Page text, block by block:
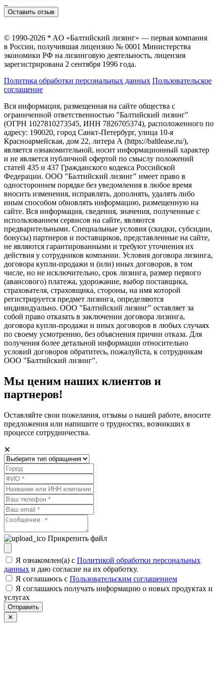
Оставить отзыв
© 1990-2026 * AO «Балтийский лизинг» — первая компания
в России, получившая лицензию № 0001 Министерства
экономики РФ на лизинговую деятельность, лицензия
зарегистрирована 2 сентября 1996 года.
Политика обработки персональных данных Пользовательское
соглашение
Вся информация, размещенная на сайте общества с
ограниченной ответственностью "Балтийский лизинг"
(ОГРН 1027810273545, ИНН 7826705374), расположенного по
адресу: 190020, город Санкт-Петербург, улица 10-я
Красноармейская, дом 22, литера А (https://baltlease.ru/),
является ознакомительной, носит информационный характер
и не является публичной офертой по смыслу положений
статей 435 и 437 Гражданского кодекса Российской
Федерации. ООО "Балтийский лизинг" имеет право в
одностороннем порядке без уведомления в любое время
вносить изменения, исправлять, дополнять, удалять либо
иным способом обновлять информацию, размещенную на
сайте. Вся информация, сведения, значения, полученные с
использованием сервисов на сайте, являются
предварительными. Специальные условия (скидки, субсидии,
бонусы) партнеров и поставщиков, представленные на сайте,
не являются гарантированными и требуют уточнения их
действия у сотрудников компании. Условия договора лизинга,
договора купли-продажи и (или) иных договоров, в том
числе, но не исключительно, срок лизинга, размер первого
(авансового) платежа, удорожание, выбор поставщика,
страхователя, страховщика, стороны, на имя которой
регистрируется предмет лизинга, определяются
индивидуально. ООО "Балтийский лизинг" оставляет за
собой право отказать в заключении договора лизинга,
договора купли-продажи и иных договоров в любых случаях
по своему усмотрению, без объяснения причин отказа. Для
получения более детальной информации относительно
условий договоров обратитесь, пожалуйста, к сотрудникам
ООО "Балтийский лизинг".
Мы ценим наших клиентов и
партнеров!
Оставляйте свои пожелания, отзывы о нашей работе, вносите
предложения или напишите о трудностях, возникших в
процессе сотрудничества.
✕
Прикрепить файл
Я ознакомлен(а) с Политикой обработки персональных
данных и даю согласие на их обработку.
Я соглашаюсь c Пользовательским соглашением
Я соглашаюсь получать информацию о новых продуктах и
услугах
Отправить
✕